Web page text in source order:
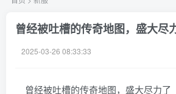
曾经被吐槽的传奇地图，盛大尽
2025-03-26 08:33:33
曾经被吐槽的传奇地图，盛大尽力了